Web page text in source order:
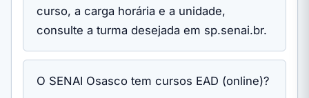
curso, a carga horária e a unidade,
consulte a turma desejada em sp.senai.br.
O SENAI Osasco tem cursos EAD (online)?